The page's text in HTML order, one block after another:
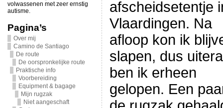
volwassenen met zeer ernstig
autisme.
Pagina’s
Over mij
Camino de Santiago
De route
De oorspronkelijke route
Praktische info
Voorbereiding
Equipment & bagage
Mijn rugzak
Niet aangeschaft
afscheidsetentje
Vlaardingen. Na
afloop kon ik
slapen, dus
ben ik erheen
gelopen. Een